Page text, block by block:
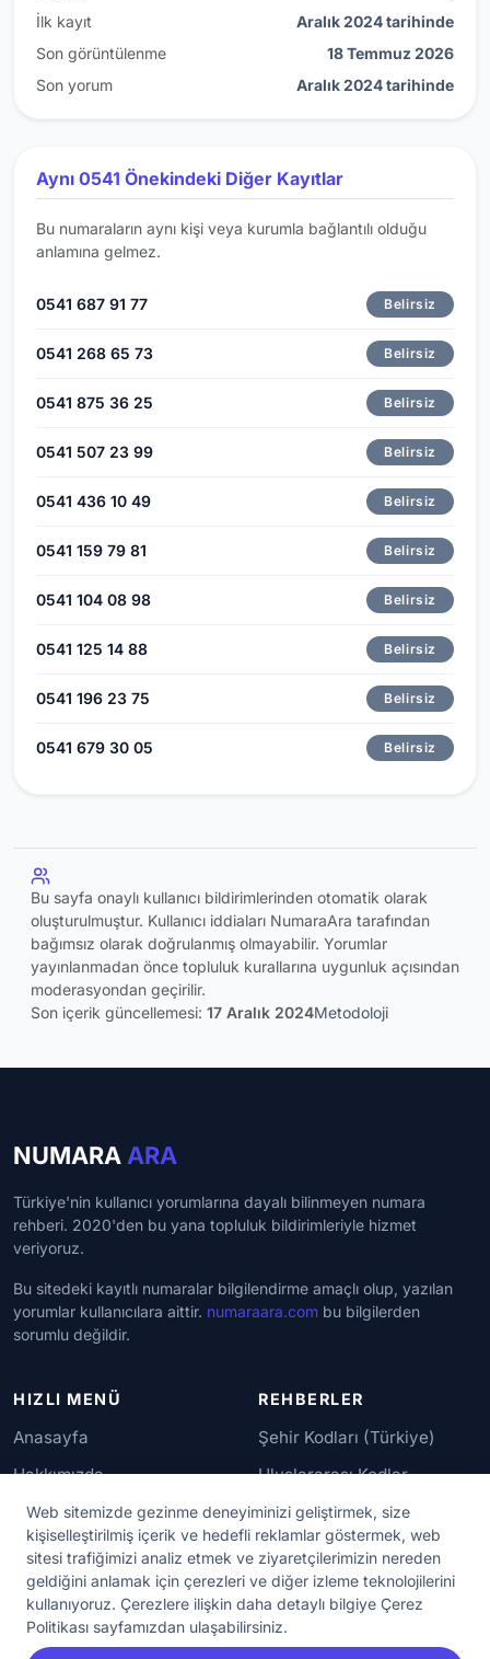
Web sitemizde gezinme deneyiminizi geliştirmek, size
kişiselleştirilmiş içerik ve hedefli reklamlar göstermek, web
sitesi trafiğimizi analiz etmek ve ziyaretçilerimizin nereden
geldiğini anlamak için çerezleri ve diğer izleme teknolojilerini
kullanıyoruz. Çerezlere ilişkin daha detaylı bilgiye Çerez
Politikası sayfamızdan ulaşabilirsiniz.
İlk kayıt
Aralık 2024 tarihinde
Son görüntülenme
18 Temmuz 2026
Son yorum
Aralık 2024 tarihinde
Aynı 0541 Önekindeki Diğer Kayıtlar
Bu numaraların aynı kişi veya kurumla bağlantılı olduğu
anlamına gelmez.
0541 687 91 77 Belirsiz
0541 268 65 73 Belirsiz
0541 875 36 25 Belirsiz
0541 507 23 99 Belirsiz
0541 436 10 49 Belirsiz
0541 159 79 81 Belirsiz
0541 104 08 98 Belirsiz
0541 125 14 88 Belirsiz
0541 196 23 75 Belirsiz
0541 679 30 05 Belirsiz
Bu sayfa onaylı kullanıcı bildirimlerinden otomatik olarak
oluşturulmuştur. Kullanıcı iddiaları NumaraAra tarafından
bağımsız olarak doğrulanmış olmayabilir. Yorumlar
yayınlanmadan önce topluluk kurallarına uygunluk açısından
moderasyondan geçirilir.
Son içerik güncellemesi: 17 Aralık 2024Metodoloji
NUMARA ARA
Türkiye'nin kullanıcı yorumlarına dayalı bilinmeyen numara
rehberi. 2020'den bu yana topluluk bildirimleriyle hizmet
veriyoruz.
Bu sitedeki kayıtlı numaralar bilgilendirme amaçlı olup, yazılan
yorumlar kullanıcılara aittir. numaraara.com bu bilgilerden
sorumlu değildir.
HIZLI MENÜ
Anasayfa
Hakkımızda
İletişim
REHBERLER
Şehir Kodları (Türkiye)
Uluslararası Kodlar
Güvenilir Numaralar
YASAL KORUMA
Kullanım Koşulları
Gizlilik Sözleşmesi